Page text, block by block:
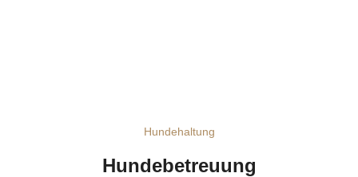
Hundehaltung
Hundebetreuung